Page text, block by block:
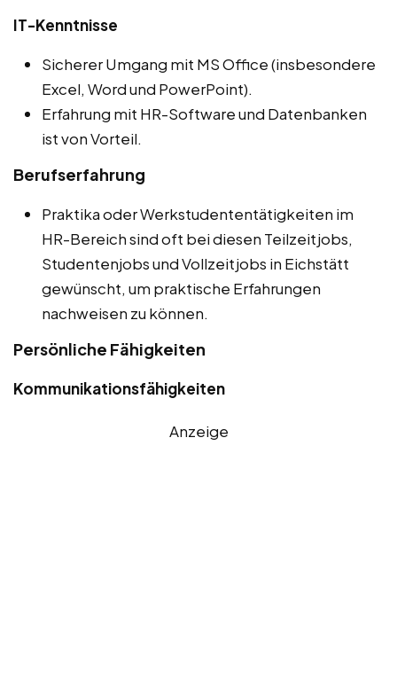
IT-Kenntnisse
Sicherer Umgang mit MS Office (insbesondere
Excel, Word und PowerPoint).
Erfahrung mit HR-Software und Datenbanken
ist von Vorteil.
Berufserfahrung
Praktika oder Werkstudententätigkeiten im
HR-Bereich sind oft bei diesen Teilzeitjobs,
Studentenjobs und Vollzeitjobs in Eichstätt
gewünscht, um praktische Erfahrungen
nachweisen zu können.
Persönliche Fähigkeiten
Kommunikationsfähigkeiten
Anzeige